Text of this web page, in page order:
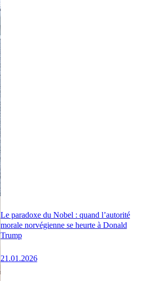
Le paradoxe du Nobel : quand l’autorité
morale norvégienne se heurte à Donald
Trump
21.01.2026